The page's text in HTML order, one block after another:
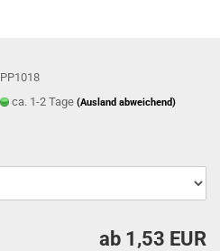
PP1018
ca. 1-2 Tage(Ausland abweichend)
ab 1,53 EUR